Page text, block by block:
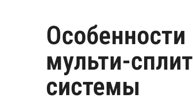
Особенности
мульти-сплит
системы